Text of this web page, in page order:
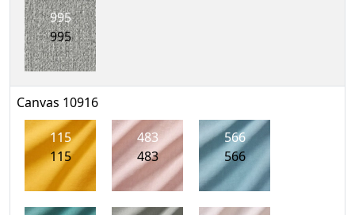
995
995
Canvas 10916
115
115
483
483
566
566